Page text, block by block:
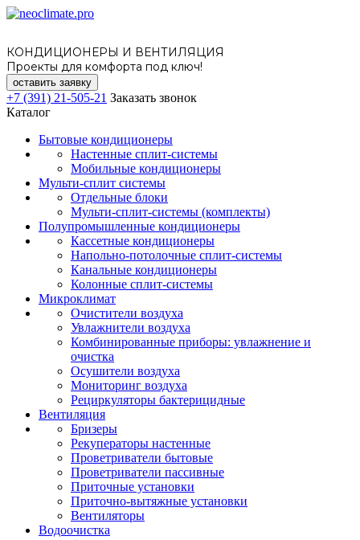
КОНДИЦИОНЕРЫ И ВЕНТИЛЯЦИЯ
Проекты для комфорта под ключ!
оставить заявку
+7 (391) 21-505-21 Заказать звонок
Каталог
Бытовые кондиционеры
Настенные сплит-системы
Мобильные кондиционеры
Мульти-сплит системы
Отдельные блоки
Мульти-сплит-системы (комплекты)
Полупромышленные кондиционеры
Кассетные кондиционеры
Напольно-потолочные сплит-системы
Канальные кондиционеры
Колонные сплит-системы
Микроклимат
Очистители воздуха
Увлажнители воздуха
Комбинированные приборы: увлажнение и
очистка
Осушители воздуха
Мониторинг воздуха
Рециркуляторы бактерицидные
Вентиляция
Бризеры
Рекуператоры настенные
Проветриватели бытовые
Проветриватели пассивные
Приточные установки
Приточно-вытяжные установки
Вентиляторы
Водоочистка